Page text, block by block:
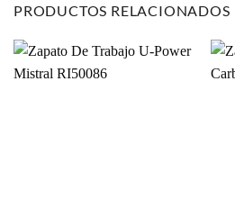
PRODUCTOS RELACIONADOS